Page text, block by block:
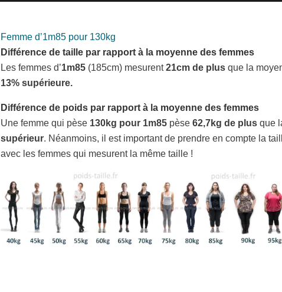
Femme d’1m85 pour 130kg
Différence de taille par rapport à la moyenne des femmes
Les femmes d’1m85 (185cm) mesurent21cm de plus que la
13% supérieure.
Différence de poids par rapport à la moyenne des femmes
Une femme qui pèse 130kg pour 1m85 pèse 62,7kg de plus que
supérieur. Néanmoins, il est important de prendre en compte la
avec les femmes qui mesurent la même taille !